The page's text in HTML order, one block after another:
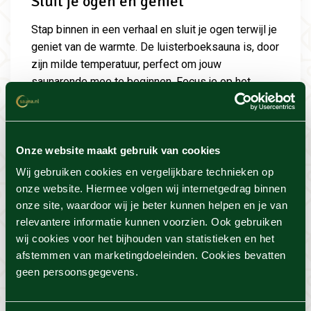
Onze website maakt gebruik van cookies
Wij gebruiken cookies en vergelijkbare technieken op
onze website. Hiermee volgen wij internetgedrag binnen
onze site, waardoor wij je beter kunnen helpen en je van
relevantere informatie kunnen voorzien. Ook gebruiken
wij cookies voor het bijhouden van statistieken en het
afstemmen van marketingdoeleinden. Cookies bevatten
geen persoonsgegevens.
Stap binnen in een verhaal en sluit je ogen terwijl je
geniet van de warmte. De luisterboeksauna is, door
zijn milde temperatuur, perfect om jouw
saunaronde mee te beginnen. Focus je op het
verhaal. Hierdoor hoef je echt even helemaal
extra dimensie.
Voordelen
De temperatuur in de luistersauna is niet al te heet.
Ondanks de wat lagere temperatuur, heeft het veel